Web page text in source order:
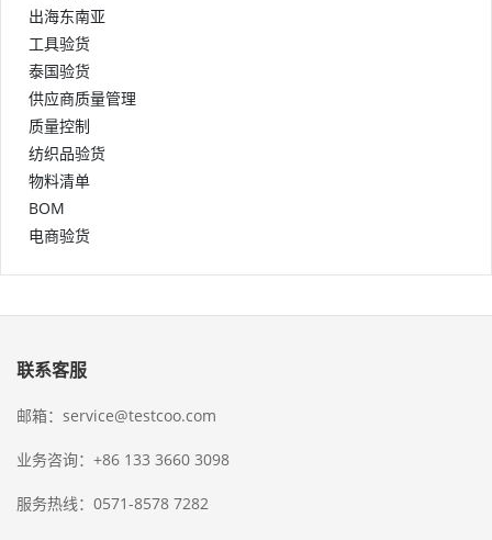
出海东南亚
工具验货
泰国验货
供应商质量管理
质量控制
纺织品验货
物料清单
BOM
电商验货
联系客服
邮箱：service@testcoo.com
业务咨询：+86 133 3660 3098
服务热线：0571-8578 7282